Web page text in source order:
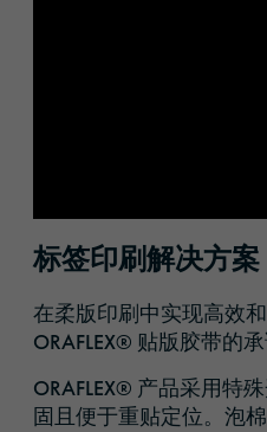
标签印刷解决方案
在柔版印刷中实现高效
ORAFLEX® 贴版胶带的承
ORAFLEX® 产品采用特
固且便于重贴定位。泡